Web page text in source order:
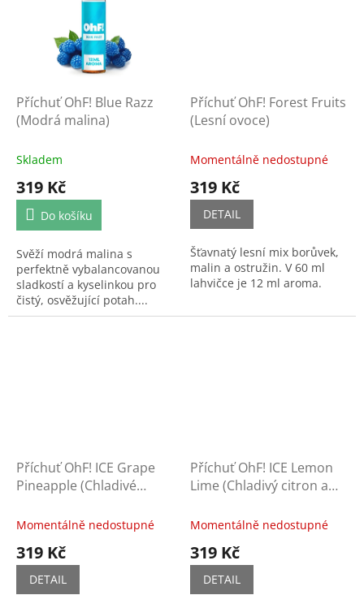
Příchuť OhF! Blue Razz
(Modrá malina)
Skladem
319 Kč
Do košíku
Svěží modrá malina s
perfektně vybalancovanou
sladkostí a kyselinkou pro
čistý, osvěžující potah....
Příchuť OhF! Forest Fruits
(Lesní ovoce)
Momentálně nedostupné
319 Kč
DETAIL
Šťavnatý lesní mix borůvek,
malin a ostružin. V 60 ml
lahvičce je 12 ml aroma.
Příchuť OhF! ICE Grape
Pineapple (Chladivé
Momentálně nedostupné
319 Kč
DETAIL
Příchuť OhF! ICE Lemon
Lime (Chladivý citron a
Momentálně nedostupné
319 Kč
DETAIL